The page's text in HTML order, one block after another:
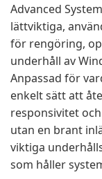
Advanced
lättviktiga,
för rengöring,
underhåll av
Anpassad för
enkelt sätt att
responsivitet
utan en brant
viktiga
som håller